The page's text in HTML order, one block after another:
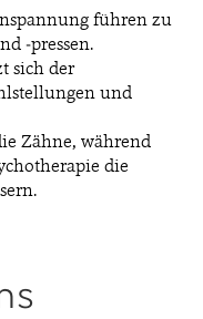
führen zu
-pressen.
sich der
und
Zähne, während
die